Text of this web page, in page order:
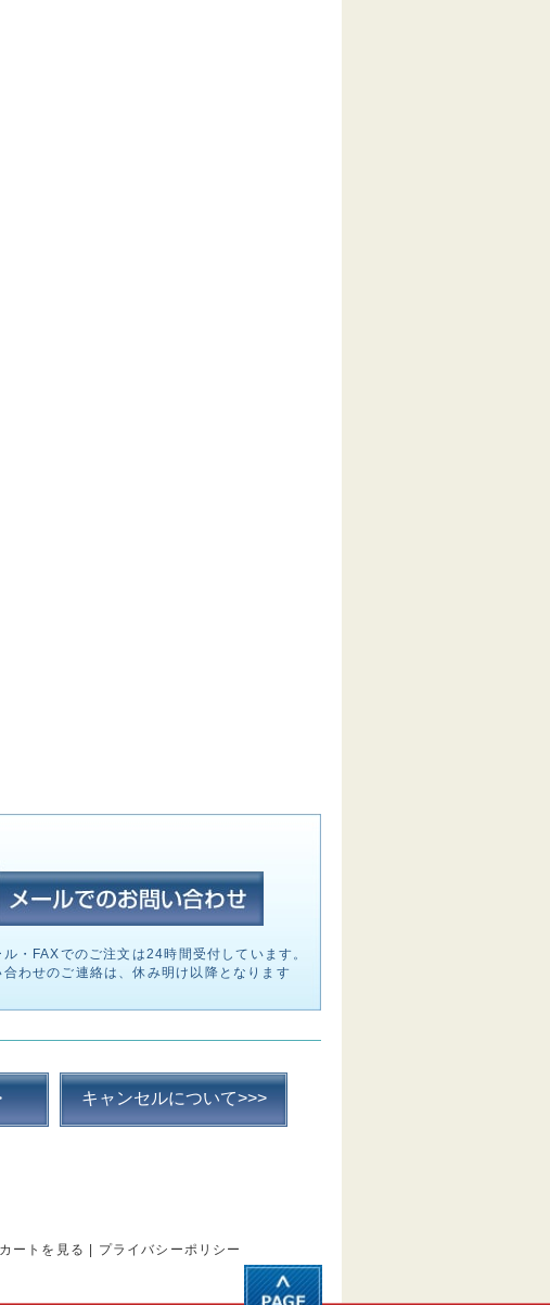
・FAXでのご注文は24時間受付しています。
わせのご連絡は、休み明け以降となります
キャンセルについて>>>
カートを見る プライバシーポリシー